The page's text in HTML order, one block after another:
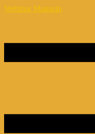
Webinar Magazin